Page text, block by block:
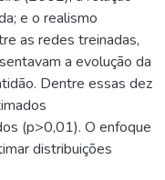
e o realismo
as redes treinadas,
a evolução da
Dentre essas dez
(p>0,01). O enfoque
distribuições